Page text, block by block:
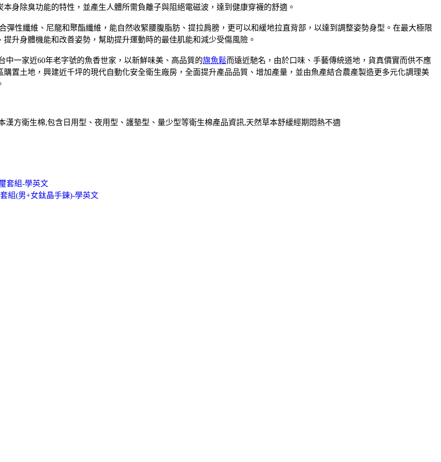
身除臭功能的特性，並產生人體所需負離子與阻絕電磁波，達到健康穿襪的舒適。
彈性纖維、尼龍和聚酯纖維，能自然收緊腰腹脂肪、提拉肩膀，更可以和緩地拉直背部，以達到調整姿勢身型。在最大極限
升身體機能和改善姿勢，幫助提升運動時的最佳肌能和減少受傷風險。
中一家近60年老字號的魚香世家，以新鮮味美、高品質的旗魚鬆而遠近馳名，由於口味、手藝傳統道地，貨真價實而供不應
置土地，興建近千坪的現代自動化安全衛生廠房，全面提升產品品質、增加產量，並由魚產結合農產製造更多元化調理美
漢方衛生棉,包含日用型、夜用型、護墊型、量少型等衛生棉產品資訊,天然草本舒緩經期悶熱不適
套組-學英文
組(男+女鈦晶手鍊)-學英文